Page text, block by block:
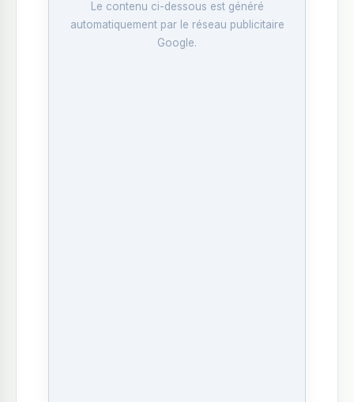
Le contenu ci-dessous est généré
automatiquement par le réseau publicitaire
Google.